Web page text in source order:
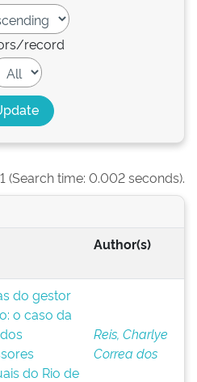
record
(Search time: 0.002 seconds).
Author(s)
do gestor
o caso da
do Rio de
Reis, Charlye
Correa dos